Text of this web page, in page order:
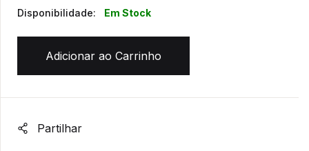
Disponibilidade:
Em Stock
Adicionar ao Carrinho
Partilhar